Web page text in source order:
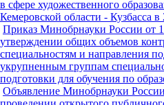
в сфере художественного
Кемеровской области - Кузбасса
Приказ Минобрнауки России от
утверждении общих объемов
специальностям и направления
укрупненным группам
подготовки для обучения по
Объявление Минобрнауки России